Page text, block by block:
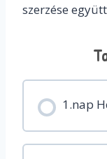
szerzése
1.nap